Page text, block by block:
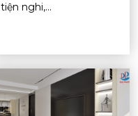
tiện nghi,...